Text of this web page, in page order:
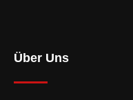
Über Uns